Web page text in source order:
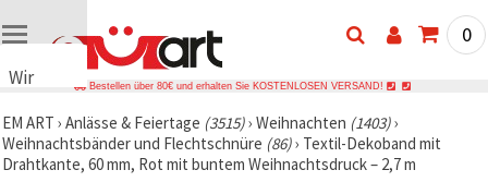
Wir
Cookies
🍪 Wir
verwenden
0
Bestellen über 80€ und erhalten Sie KOSTENLOSEN VERSAND!
EM ART › Anlässe & Feiertage (3515)› Weihnachten (1403)›
Weihnachtsbänder und Flechtschnüre (86)› Textil-Dekoband mit
Drahtkante, 60 mm, Rot mit buntem Weihnachtsdruck – 2,7 m